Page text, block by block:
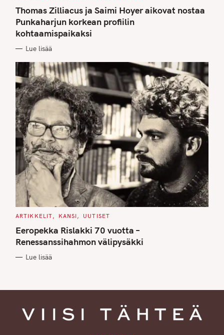
T
E
G
O
R
I
S
Thomas Zilliacus ja Saimi Hoyer aikovat nostaa
Punkaharjun korkean profiilin
kohtaamispaikaksi
Lue lisää
C
T
E
G
O
I
ARTIKKELIT KANSI UUTISET
Eeropekka Rislakki 70 vuotta –
Renessanssihahmon välipysäkki
Lue lisää